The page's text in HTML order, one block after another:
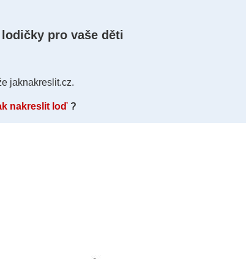
pro vaše děti
jaknakreslit.cz.
nakreslit loď ?